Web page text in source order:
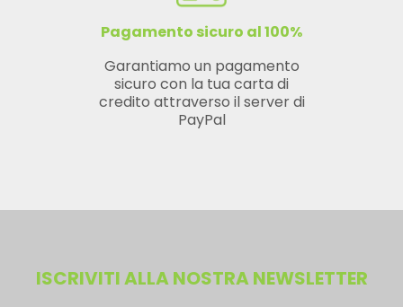
Pagamento sicuro al 100%
Garantiamo un pagamento
sicuro con la tua carta di
credito attraverso il server di
PayPal
ISCRIVITI ALLA NOSTRA NEWSLETTER